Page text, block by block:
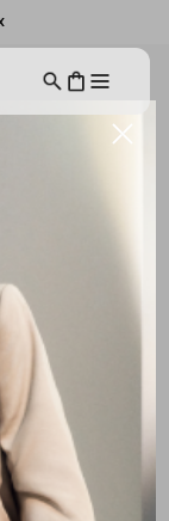
Por
Recentes